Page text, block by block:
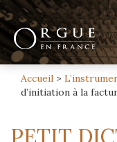
Accueil >
d’initiation à la
PETIT